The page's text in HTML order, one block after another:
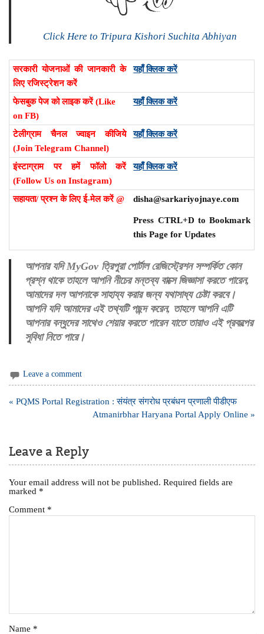
Click Here to Tripura Kishori Suchita Abhiyan
सरकारी योजनाओं की जानकारी के
लिए रजिस्ट्रेशन करें
यहाँ क्लिक करें
फेसबुक पेज को लाइक करें (Like
on FB)
यहाँ क्लिक करें
टेलीग्राम चैनल ज्वाइन कीजिये
(Join Telegram Channel)
यहाँ क्लिक करें
इंस्टाग्राम पर हमें फॉलो करें
(Follow Us on Instagram)
यहाँ क्लिक करें
सहायता/ प्रश्न के लिए ई-मेल करें @ disha@sarkariyojnaye.com
Press CTRL+D to Bookmark
this Page for Updates
আপনার যদি MyGov ত্রিপুরা পোর্টাল রেজিস্ট্রেশন সম্পর্কিত কোন
প্রশ্ন থাকে তাহলে আপনি নীচের মন্তব্য বাক্সে জিজ্ঞাসা করতে পারেন,
আমাদের দল আপনাকে সাহায্য করার জন্য যথাসাধ্য চেষ্টা করবে।
আপনি যদি আমাদের এই তথ্যটি পছন্দ করেন, তাহলে আপনি এটি
আপনার বন্ধুদের সাথেও শেয়ার করতে পারেন যাতে তারাও এই প্রকল্পের
সুবিধা নিতে পারে।
Leave a comment
Post
« PQMS Portal Registration : संयंत्र संगरोध प्रबंधन प्रणाली पीडीएफ
Atmanirbhar Haryana Portal Apply Online »
Leave a Reply
Your email address will not be published. Required fields are
marked *
Comment *
Name *